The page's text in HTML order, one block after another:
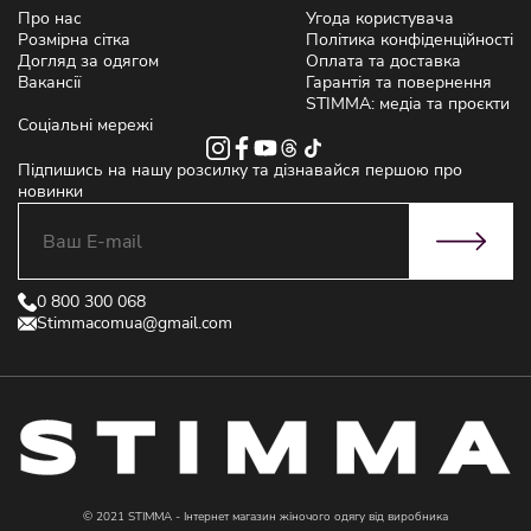
Про нас
Розмірна сітка
Догляд за одягом
Вакансії
Угода користувача
Політика конфіденційності
Оплата та доставка
Гарантія та повернення
STIMMA: медіа та проєкти
Соціальні мережі
Підпишись на нашу розсилку та дізнавайся першою про
новинки
0 800 300 068
Stimmacomua@gmail.com
© 2021 STIMMA - Інтернет магазин жіночого одягу від виробника